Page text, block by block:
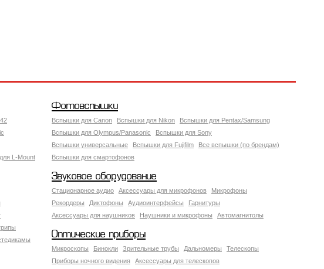
L-Mount
Фотовспышки
Вспышки для Canon Вспышки для Nikon
Вспышки для Pentax/Samsung
Вспышки для Olympus/Panasonic
Вспышки для Sony
Вспышки универсальные
Вспышки для Fujifilm
Все вспышки (по брендам)
Вспышки для смартофонов
Звуковое оборудование
Стационарное аудио Аксессуары для микрофонов
Микрофоны
Рекордеры
Диктофоны Аудиоинтерфейсы
Гарнитуры
Аксессуары для наушников
Наушники и микрофоны Автомагнитолы
Оптические приборы
Микроскопы Бинокли Зрительные трубы Дальномеры
Телескопы
Приборы ночного видения
Аксессуары для телескопов